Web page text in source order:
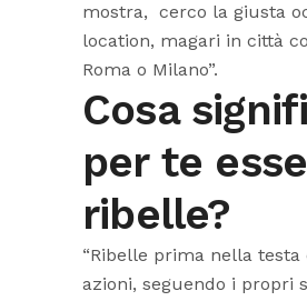
mostra, cerco la giusta
location, magari in città
Roma o Milano”.
Cosa
per te
ribelle?
“Ribelle prima nella testa
azioni, seguendo i propri